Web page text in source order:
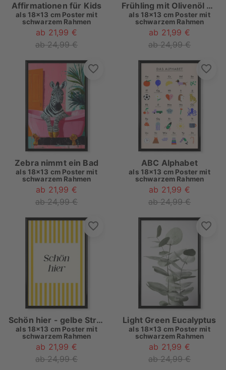
Affirmationen für Kids
als 18x13 cm Poster mit
schwarzem Rahmen
ab 21,99 €
ab 24,99 €
Frühling mit Olivenöl Dose
als 18x13 cm Poster mit
schwarzem Rahmen
ab 21,99 €
ab 24,99 €
Zebra nimmt ein Bad
als 18x13 cm Poster mit
schwarzem Rahmen
ab 21,99 €
ab 24,99 €
ABC Alphabet
als 18x13 cm Poster mit
schwarzem Rahmen
ab 21,99 €
ab 24,99 €
Schön hier - gelbe Streifen
als 18x13 cm Poster mit
schwarzem Rahmen
ab 21,99 €
ab 24,99 €
Light Green Eucalyptus
als 18x13 cm Poster mit
schwarzem Rahmen
ab 21,99 €
ab 24,99 €